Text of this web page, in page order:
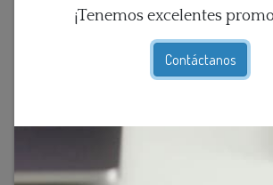
¡Tenemos excelentes
Contáctanos